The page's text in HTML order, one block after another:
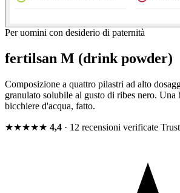
Per uomini con desiderio di paternità
fertilsan M (drink powder)
Composizione a quattro pilastri ad alto
granulato solubile al gusto di ribes nero. Una
bicchiere d'acqua, fatto.
★★★★★ 4,4 · 12 recensioni verificate